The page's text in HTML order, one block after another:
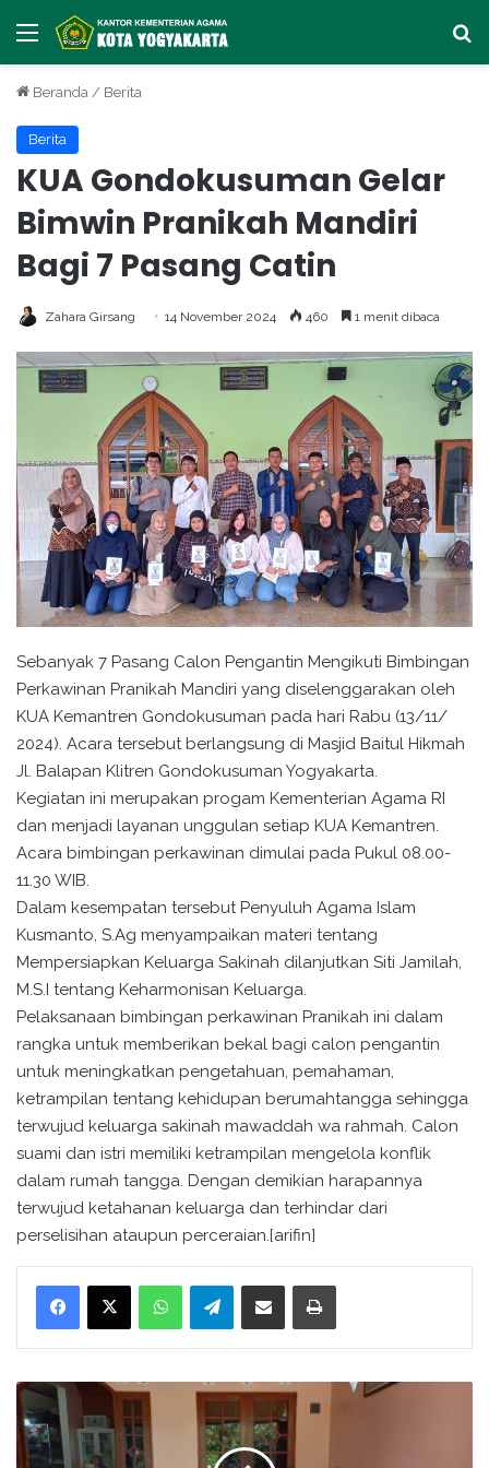
Menu
Beranda / Berita
Berita
KUA Gondokusuman Gelar
Bimwin Pranikah Mandiri
Bagi 7 Pasang Catin
Zahara Girsang 14 November 2024 460 1 menit dibaca
Sebanyak 7 Pasang Calon Pengantin Mengikuti Bimbingan
Perkawinan Pranikah Mandiri yang diselenggarakan oleh
KUA Kemantren Gondokusuman pada hari Rabu (13/11/
2024). Acara tersebut berlangsung di Masjid Baitul Hikmah
Jl. Balapan Klitren Gondokusuman Yogyakarta.
Kegiatan ini merupakan progam Kementerian Agama RI
dan menjadi layanan unggulan setiap KUA Kemantren.
Acara bimbingan perkawinan dimulai pada Pukul 08.00-
11.30 WIB.
Dalam kesempatan tersebut Penyuluh Agama Islam
Kusmanto, S.Ag menyampaikan materi tentang
Mempersiapkan Keluarga Sakinah dilanjutkan Siti Jamilah,
M.S.I tentang Keharmonisan Keluarga.
Pelaksanaan bimbingan perkawinan Pranikah ini dalam
rangka untuk memberikan bekal bagi calon pengantin
untuk meningkatkan pengetahuan, pemahaman,
ketrampilan tentang kehidupan berumahtangga sehingga
terwujud keluarga sakinah mawaddah wa rahmah. Calon
suami dan istri memiliki ketrampilan mengelola konflik
dalam rumah tangga. Dengan demikian harapannya
terwujud ketahanan keluarga dan terhindar dari
perselisihan ataupun perceraian.[arifin]
WhatsApp Telegram
R
a
k
o